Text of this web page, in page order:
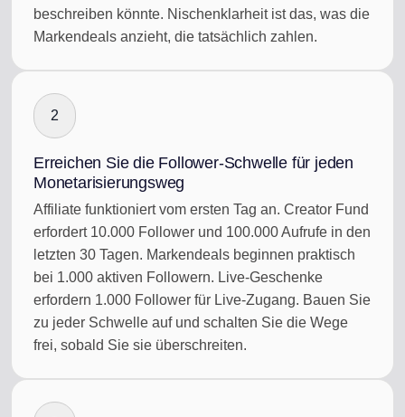
beschreiben könnte. Nischenklarheit ist das, was die
Markendeals anzieht, die tatsächlich zahlen.
2
Erreichen Sie die Follower-Schwelle für jeden
Monetarisierungsweg
Affiliate funktioniert vom ersten Tag an. Creator Fund
erfordert 10.000 Follower und 100.000 Aufrufe in den
letzten 30 Tagen. Markendeals beginnen praktisch
bei 1.000 aktiven Followern. Live-Geschenke
erfordern 1.000 Follower für Live-Zugang. Bauen Sie
zu jeder Schwelle auf und schalten Sie die Wege
frei, sobald Sie sie überschreiten.